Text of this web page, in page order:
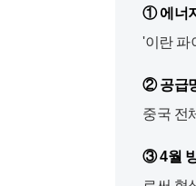
① 에너
'이란 파
② 공급
중국 전
③ 4월